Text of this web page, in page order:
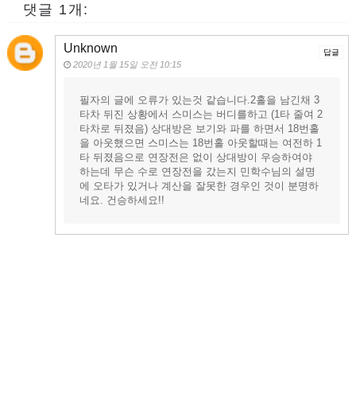
댓글 1개:
Unknown
2020년 1월 15일 오전 10:15
필자의 글에 오류가 있는것 같습니다.2홀을 남긴채 3
타차 뒤진 상황에서 스미스는 버디를하고 (1타 줄여 2
타차로 뒤졌음) 상대방은 보기와 파를 하면서 18번홀
을 아웃했으면 스미스는 18번홀 아웃할때는 여전하 1
타 뒤졌음으로 연장전은 없이 상대방이 우승하여야
하는데 무슨 수로 연장전을 갔는지 민학수님의 설명
에 오타가 있거나 계산을 잘못한 경우인 것이 분명하
네요. 건승하세요!!
답글